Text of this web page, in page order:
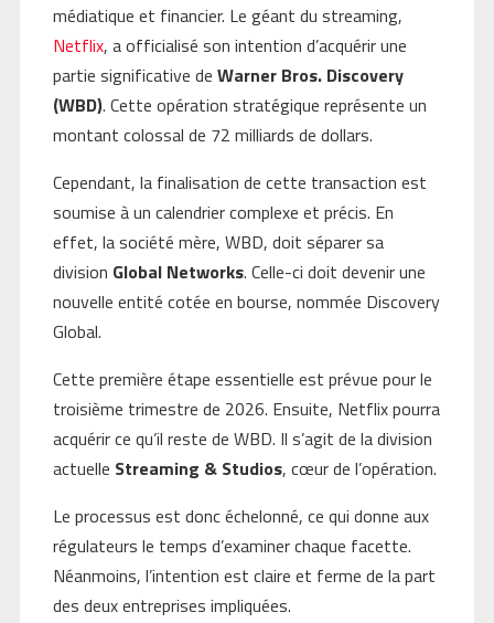
médiatique et financier. Le géant du streaming,
Netflix, a officialisé son intention d’acquérir une
partie significative de Warner Bros. Discovery
(WBD). Cette opération stratégique représente un
montant colossal de 72 milliards de dollars.
Cependant, la finalisation de cette transaction est
soumise à un calendrier complexe et précis. En
effet, la société mère, WBD, doit séparer sa
division Global Networks. Celle-ci doit devenir une
nouvelle entité cotée en bourse, nommée Discovery
Global.
Cette première étape essentielle est prévue pour le
troisième trimestre de 2026. Ensuite, Netflix pourra
acquérir ce qu’il reste de WBD. Il s’agit de la division
actuelle Streaming & Studios, cœur de l’opération.
Le processus est donc échelonné, ce qui donne aux
régulateurs le temps d’examiner chaque facette.
Néanmoins, l’intention est claire et ferme de la part
des deux entreprises impliquées.